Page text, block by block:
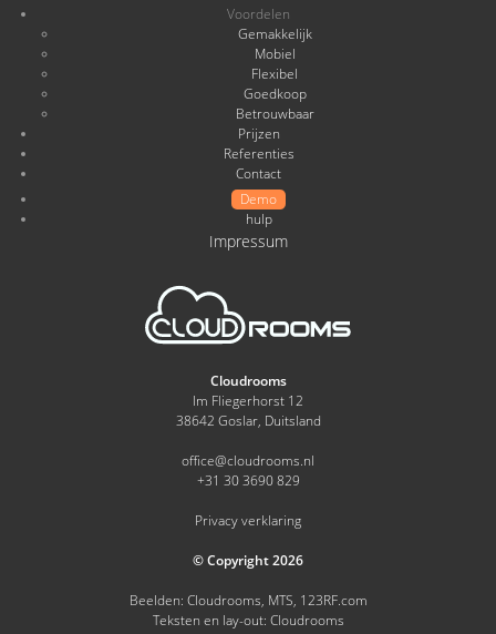
Voordelen
Gemakkelijk
Mobiel
Flexibel
Goedkoop
Betrouwbaar
Prijzen
Referenties
Contact
Demo
hulp
Impressum
Cloudrooms
Im Fliegerhorst 12
38642 Goslar, Duitsland
office@cloudrooms.nl
+31 30 3690 829
Privacy verklaring
© Copyright 2026
Beelden: Cloudrooms, MTS, 123RF.com
Teksten en lay-out: Cloudrooms